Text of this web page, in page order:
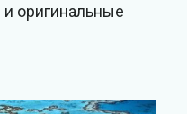
оригинальные